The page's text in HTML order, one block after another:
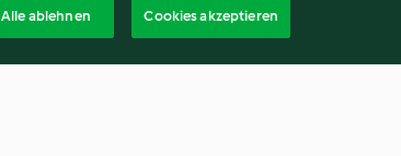
Alle ablehnen Cookies akzeptieren